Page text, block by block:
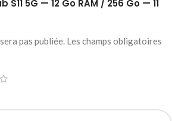
5G — 12 Go RAM / 256 Go — 11
pas publiée. Les champs obligatoires